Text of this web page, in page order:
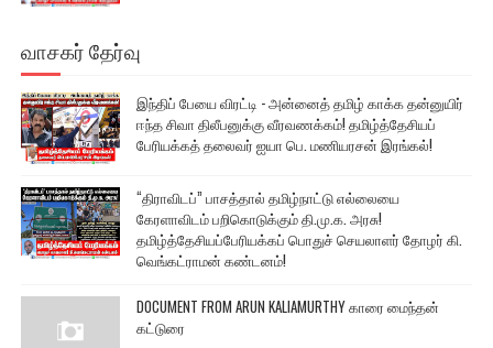
வாசகர் தேர்வு
இந்திப் பேயை விரட்டி - அன்னைத் தமிழ் காக்க தன்னுயிர்
ஈந்த சிவா திலீபனுக்கு வீரவணக்கம்! தமிழ்த்தேசியப்
பேரியக்கத் தலைவர் ஐயா பெ. மணியரசன் இரங்கல்!
“திராவிடப்” பாசத்தால் தமிழ்நாட்டு எல்லையை
கேரளாவிடம் பறிகொடுக்கும் தி.மு.க. அரசு!
தமிழ்த்தேசியப்பேரியக்கப் பொதுச் செயலாளர் தோழர் கி.
வெங்கட்ராமன் கண்டனம்!
DOCUMENT FROM ARUN KALIAMURTHY காரை மைந்தன்
கட்டுரை